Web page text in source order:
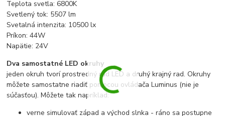
Teplota svetla: 6800K
Svetlený tok: 5507 lm
Svetalná intenzita: 10500 lx
Príkon: 44W
Napätie: 24V
Dva samostatné LED okruhy
jeden okruh tvorí prostredný rad LED a druhý krajný rad. Okruhy
môžete samostatne riadiť pomocou ovládača Luminus (nie je
súčasťou). Môžete tak napríklad:
verne simulovať západ a východ slnka - ráno sa postupne